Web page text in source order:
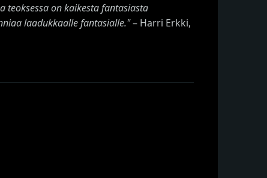
on kaikesta fantasiasta
laadukkaalle fantasialle."– Harri Erkki,